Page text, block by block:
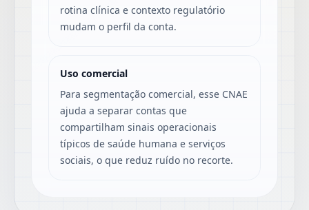
rotina clínica e contexto regulatório
mudam o perfil da conta.
Uso comercial
Para segmentação comercial, esse CNAE
ajuda a separar contas que
compartilham sinais operacionais
típicos de saúde humana e serviços
sociais, o que reduz ruído no recorte.